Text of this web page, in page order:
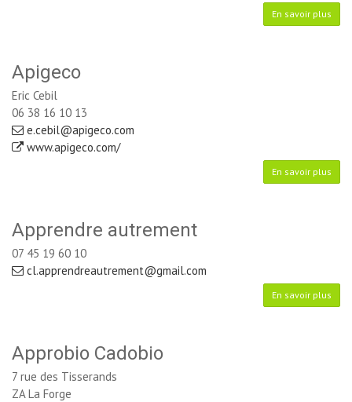
En savoir plus
Apigeco
Eric Cebil
06 38 16 10 13
e.cebil@apigeco.com
www.apigeco.com/
En savoir plus
Apprendre autrement
07 45 19 60 10
cl.apprendreautrement@gmail.com
En savoir plus
Approbio Cadobio
7 rue des Tisserands
ZA La Forge